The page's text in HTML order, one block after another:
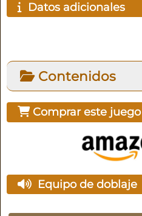
Datos adicionales
Contenidos
Comprar este juego
Equipo de doblaje